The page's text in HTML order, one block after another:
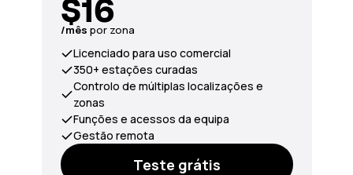
$16
/mês por zona
Licenciado para uso comercial
350+ estações curadas
Controlo de múltiplas localizações e
zonas
Funções e acessos da equipa
Gestão remota
Teste grátis